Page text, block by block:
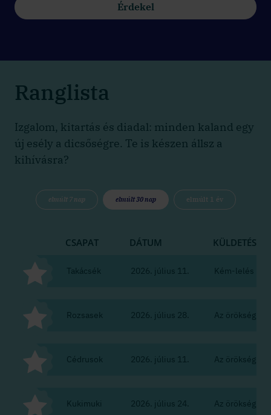
Érdekel
Ranglista
Izgalom, kitartás és diadal: minden kaland egy
új esély a dicsőségre. Te is készen állsz a
kihívásra?
elmúlt 7 nap elmúlt 30 nap elmúlt 1 év
CSAPAT DÁTUM KÜLDETÉS
Takácsék 2026. július 11. Kém-lelés
Rozsasek 2026. július 28. Az örökség
Cédrusok 2026. július 11. Az örökség
Kukimuki 2026. július 24. Az örökség